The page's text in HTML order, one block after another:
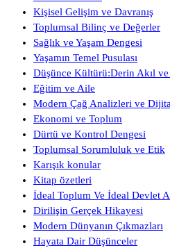
Kişisel Gelişim ve Davranış
Toplumsal Bilinç ve Değerler
Sağlık ve Yaşam Dengesi
Yaşamın Temel Pusulası
Düşünce Kültürü:Derin Akıl
Eğitim ve Aile
Modern Çağ Analizleri ve
Ekonomi ve Toplum
Dürtü ve Kontrol Dengesi
Toplumsal Sorumluluk ve Etik
Karışık konular
Kitap özetleri
İdeal Toplum Ve İdeal Devlet
Dirilişin Gerçek Hikayesi
Modern Dünyanın Çıkmazları
Hayata Dair Düşünceler